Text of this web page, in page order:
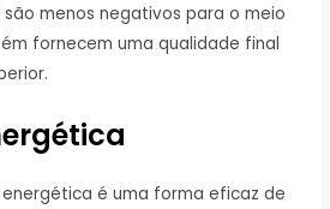
menos negativos para o meio
fornecem uma qualidade final
é uma forma eficaz de